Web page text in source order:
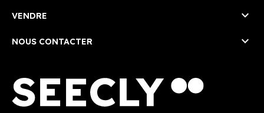
VENDRE 
NOUS CONTACTER 